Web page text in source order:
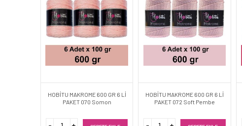
HOBİTU MAKROME 600 GR 6 Lİ
PAKET 070 Somon
HOBİTU MAKROME 600 GR 6 Lİ
PAKET 072 Soft Pembe